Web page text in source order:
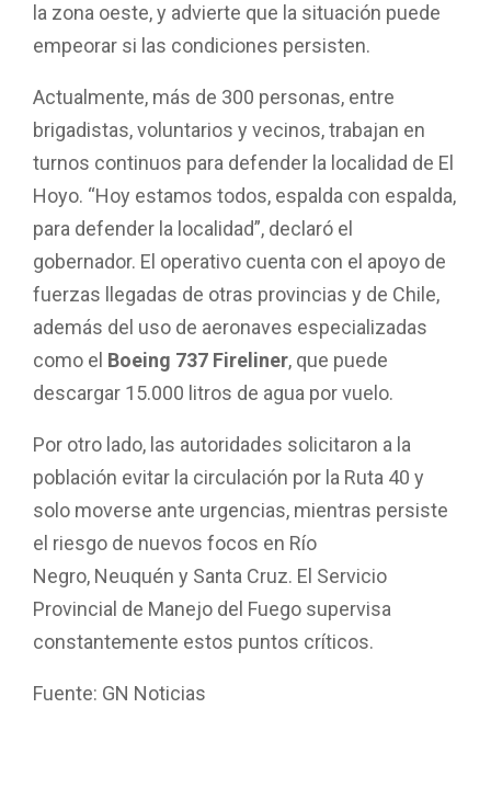
la zona oeste, y advierte que la situación puede
empeorar si las condiciones persisten.
Actualmente, más de 300 personas, entre
brigadistas, voluntarios y vecinos, trabajan en
turnos continuos para defender la localidad de El
Hoyo. “Hoy estamos todos, espalda con espalda,
para defender la localidad”, declaró el
gobernador. El operativo cuenta con el apoyo de
fuerzas llegadas de otras provincias y de Chile,
además del uso de aeronaves especializadas
como el Boeing 737 Fireliner, que puede
descargar 15.000 litros de agua por vuelo.
Por otro lado, las autoridades solicitaron a la
población evitar la circulación por la Ruta 40 y
solo moverse ante urgencias, mientras persiste
el riesgo de nuevos focos en Río
Negro, Neuquén y Santa Cruz. El Servicio
Provincial de Manejo del Fuego supervisa
constantemente estos puntos críticos.
Fuente: GN Noticias